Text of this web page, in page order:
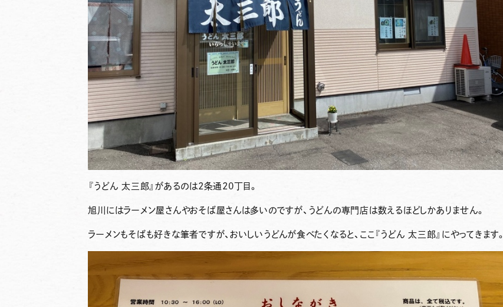
『うどん 太三郎』があるのは2条通20丁目。
旭川にはラーメン屋さんやおそば屋さんは多いのですが、うどんの専門店は数えるほどしかありません。
ラーメンもそばも好きな筆者ですが、おいしいうどんが食べたくなると、ここ 『うどん 太三郎』 にやってきます。